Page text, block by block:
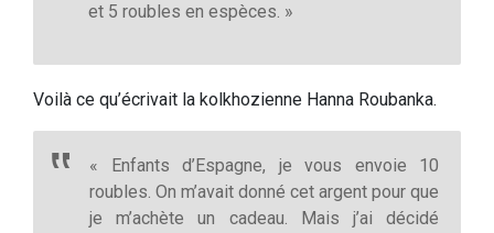
et 5 roubles en espèces. »
Voilà ce qu’écrivait la kolkhozienne Hanna Roubanka.
« Enfants d’Espagne, je vous envoie 10
roubles. On m’avait donné cet argent pour que
je m’achète un cadeau. Mais j’ai décidé